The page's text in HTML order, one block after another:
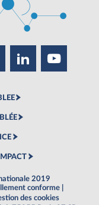
2019
conforme
des cookies